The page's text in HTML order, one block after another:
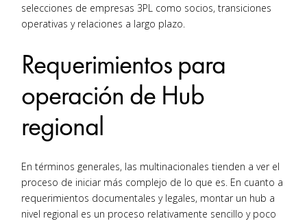
selecciones de empresas 3PL como socios, transiciones
operativas y relaciones a largo plazo.
Requerimientos para
operación de Hub
regional
En términos generales, las multinacionales tienden a ver el
proceso de iniciar más complejo de lo que es. En cuanto a
requerimientos documentales y legales, montar un hub a
nivel regional es un proceso relativamente sencillo y poco